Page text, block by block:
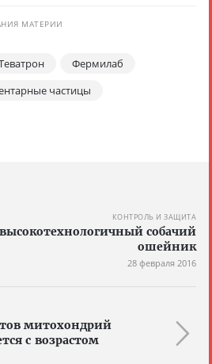
МАТЕРИИ
Фермилаб
частицы
КОНТРОЛЬ И ЗАЩИТА
собачий
ошейник
28 февраля 2016
митохондрий
с возрастом